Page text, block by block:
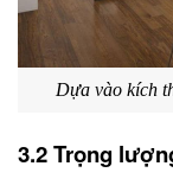
Dựa vào kích
3.2 Trọng